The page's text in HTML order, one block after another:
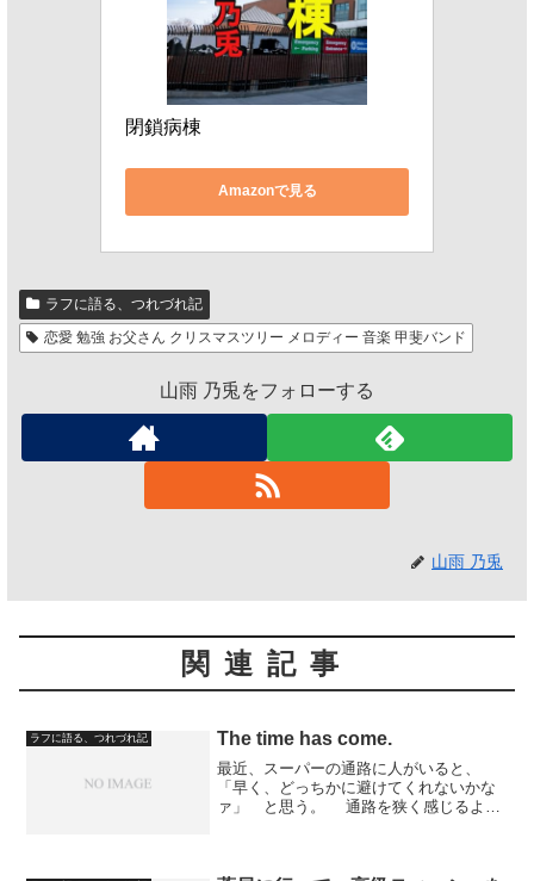
閉鎖病棟
Amazonで見る
ラフに語る、つれづれ記
恋愛 勉強 お父さん クリスマスツリー メロディー 音楽 甲斐バンド
山雨 乃兎をフォローする
山雨 乃兎
関連記事
ラフに語る、つれづれ記 The time has come.
最近、スーパーの通路に人がいると、
「早く、どっちかに避けてくれないかな
ァ」 と思う。 通路を狭く感じるよう